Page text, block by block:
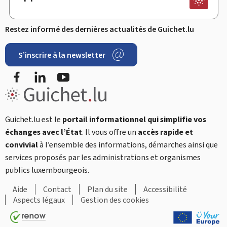
Restez informé des dernières actualités de Guichet.lu
S’inscrire à la newsletter
FacebookLinkedIn
Guichet.lu est le portail informationnel qui simplifie vos
échanges avec l’État. Il vous offre un accès rapide et
convivialà l’ensemble des informations, démarches ainsi que
services proposés par les administrations et organismes
publics luxembourgeois.
Aide
Contact Plan du site
Accessibilité
Aspects légaux
Gestion des cookies